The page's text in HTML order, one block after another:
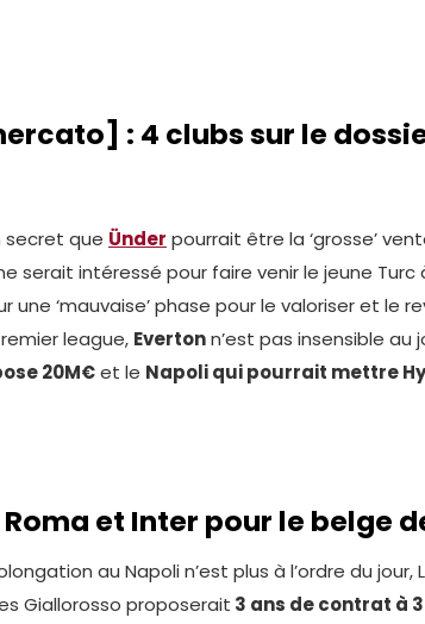
: 4 clubs sur le
secret que Ünder pourrait être la ‘grosse’
serait intéressé pour faire venir le jeune Turc
une ‘mauvaise’ phase pour le valoriser et le
league, Evertonn’est pas insensible au
20M€et le Napoli qui pourrait mettre
et Inter pour le belge
au Napoli n’est plus à l’ordre du
Giallorosso proposerait 3 ans de contrat à